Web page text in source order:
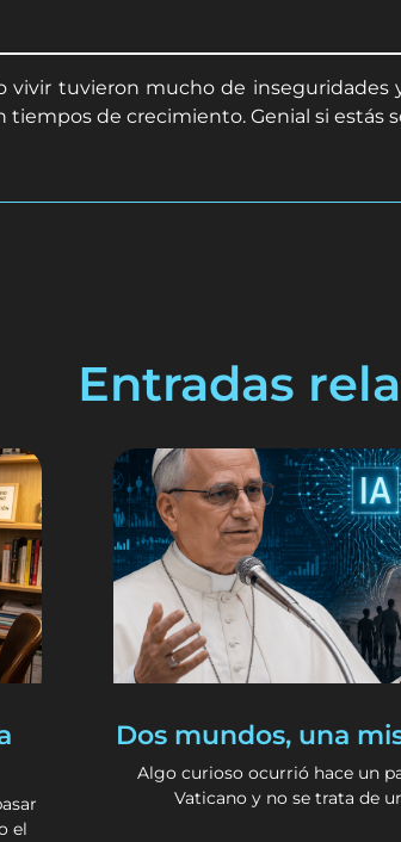
vivir tuvieron mucho de
de crecimiento. Genial si estás
Entradas
el
Dos mundos, una
Algo curioso ocurrió hace un
Vaticano y no se trata de